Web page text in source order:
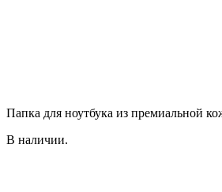
Папка для ноутбука из премиальной
В наличии.